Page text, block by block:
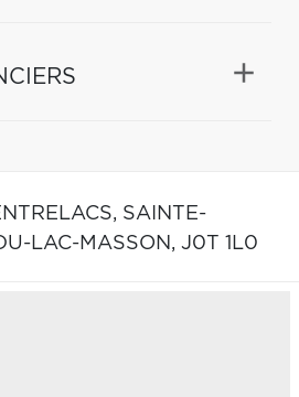
SAINTE-
LAC-MASSON, J0T 1L0